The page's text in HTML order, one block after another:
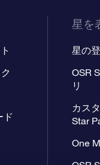
ド
星を
星の
OSR
リ
カス
Star
One